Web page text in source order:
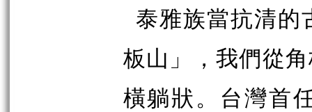
泰雅族當抗清的
板山」，我們從
橫躺狀。台灣首